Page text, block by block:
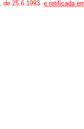
de 25.6.1993 e retificada